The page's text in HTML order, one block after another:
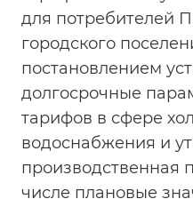
для потребителей
городского
постановлением
долгосрочные
тарифов в сфере
водоснабжения и
производственная
числе плановые